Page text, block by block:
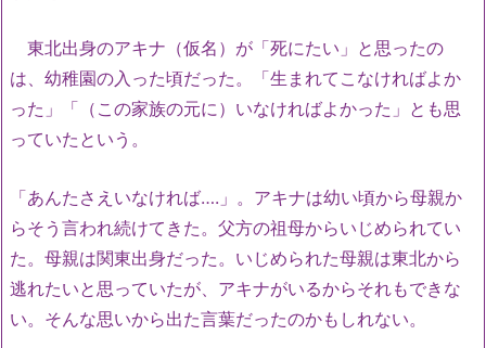
東北出身のアキナ（仮名）が「死にたい」と思ったの
は、幼稚園の入った頃だった。「生まれてこなければよか
った」「（この家族の元に）いなければよかった」とも思
っていたという。
「あんたさえいなければ….」。アキナは幼い頃から母親か
らそう言われ続けてきた。父方の祖母からいじめられてい
た。母親は関東出身だった。いじめられた母親は東北から
逃れたいと思っていたが、アキナがいるからそれもできな
い。そんな思いから出た言葉だったのかもしれない。